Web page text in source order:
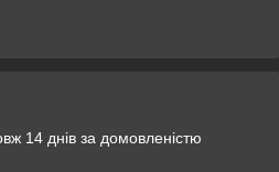
14 днів за домовленістю